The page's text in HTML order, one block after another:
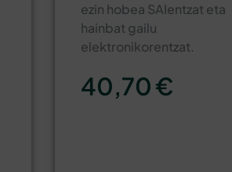
ezin hobea SAIentzat eta
hainbat gailu
elektronikorentzat.
40,70€